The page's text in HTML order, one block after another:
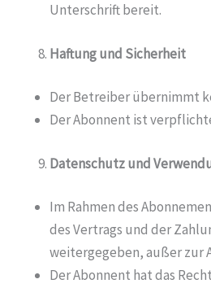
Unterschrift bereit.
Haftung und Sicherheit
Der Betreiber übernimmt
Der Abonnent ist
Datenschutz und
Im Rahmen des
des Vertrags und der
weitergegeben, außer zur
Der Abonnent hat das